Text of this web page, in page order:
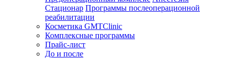
Стационар Программы послеоперационной
реабилитации
Косметика GMTClinic
Комплексные программы
Прайс-лист
До и после